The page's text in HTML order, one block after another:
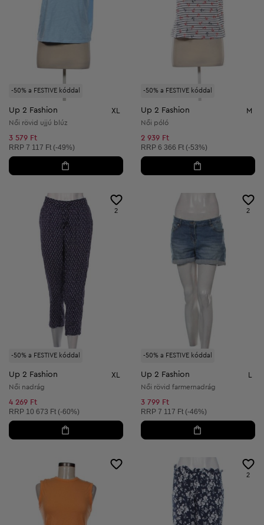
-50% a FESTIVE kóddal
Up 2 Fashion XL
Női rövid ujjú blúz
3 579 Ft
Ajánlott ár:
RRP 7 117 Ft (-49%)
-50% a FESTIVE kóddal
Up 2 Fashion M
Női póló
2 939 Ft
Ajánlott ár:
RRP 6 366 Ft (-53%)
-50% a FESTIVE kóddal
2
Up 2 Fashion XL
Női nadrág
4 269 Ft
Ajánlott ár:
RRP 10 673 Ft (-60%)
-50% a FESTIVE kóddal
2
Up 2 Fashion
Női rövid farmernadrág
3 799 Ft
Ajánlott ár:
RRP 7 117 Ft (-46%)
2